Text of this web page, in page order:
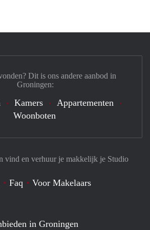
vind en verhuur je makkelijk je Studio
Faq
Voor Makelaars
in Groningen
Dit is ons andere aanbod in
Groningen:
Kamers
Appartementen
Woonboten